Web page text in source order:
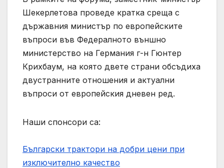
Шекерлетова проведе кратка среща с
държавния министър по европейските
въпроси във Федералното външно
министерство на Германия г-н Гюнтер
Крихбаум, на която двете страни обсъдиха
двустранните отношения и актуални
въпроси от европейския дневен ред.
Наши спонсори са:
Български трактори на добри цени при
изключително качество